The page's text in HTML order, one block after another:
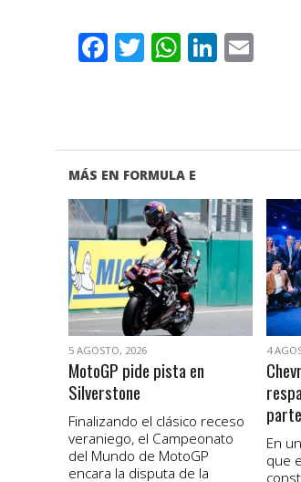
Facebook
Twitter
MÁS EN FORMULA E
VER NOTA
5 AGOSTO, 2026
MotoGP pide pista en
Silverstone
Finalizando el clásico receso
veraniego, el Campeonato
del Mundo de MotoGP
encara la disputa de la
4
En
que